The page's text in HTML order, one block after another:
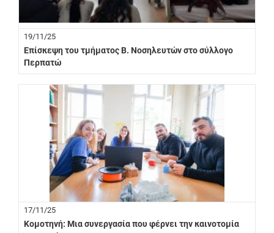
19/11/25
Επίσκεψη του τμήματος Β. Νοσηλευτών στο σύλλογο
Περπατώ
17/11/25
Κομοτηνή: Μια συνεργασία που φέρνει την καινοτομία